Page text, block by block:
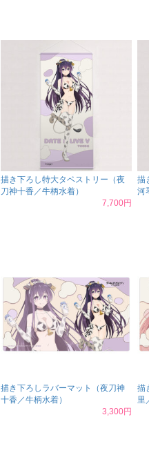
描き下ろし特大タペストリー（夜
刀神十香／牛柄水着）
7,700円
描
河
描き下ろしラバーマット（夜刀神
十香／牛柄水着）
3,300円
描
里